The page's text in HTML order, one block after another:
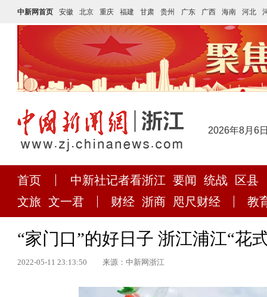
中新网首页 安徽 北京 重庆 福建 甘肃 贵州 广东 广西 海南 河北
2026年8月6
首页 中新社记者看浙江 要闻 统战
区县
文旅 文一君 财经 浙商 咫尺财经 教
“家门口”的好日子 浙江浦江“花
2022-05-11 23:13:50 来源：中新网浙江